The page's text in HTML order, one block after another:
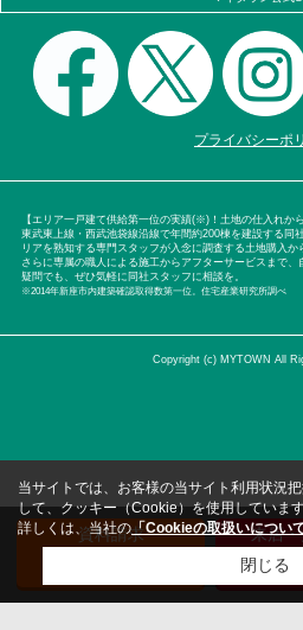
プライバシーポ
【エリア一戸建て供給第一位の実績(※)！土地の仕入れか
東武東上線・西武池袋線沿線で年間約200棟を建設する同
リアを熟知する専門スタッフが入念に調査する土地購入か
さらに専属の職人による施工からアフターサービスまで
疑問でも、ぜひ気軽に同社スタッフに相談を。
※2014年新座市内建築確認取得数第一位。住宅産業研究所調べ
Copyright (c) MYTOWN All
資料請求
来店
（
当サイトでは、お客様の当サイト利用状況
して、クッキー（Cookie）を使用していま
詳しくは、当社の「Cookieの取扱いについ
閉じる